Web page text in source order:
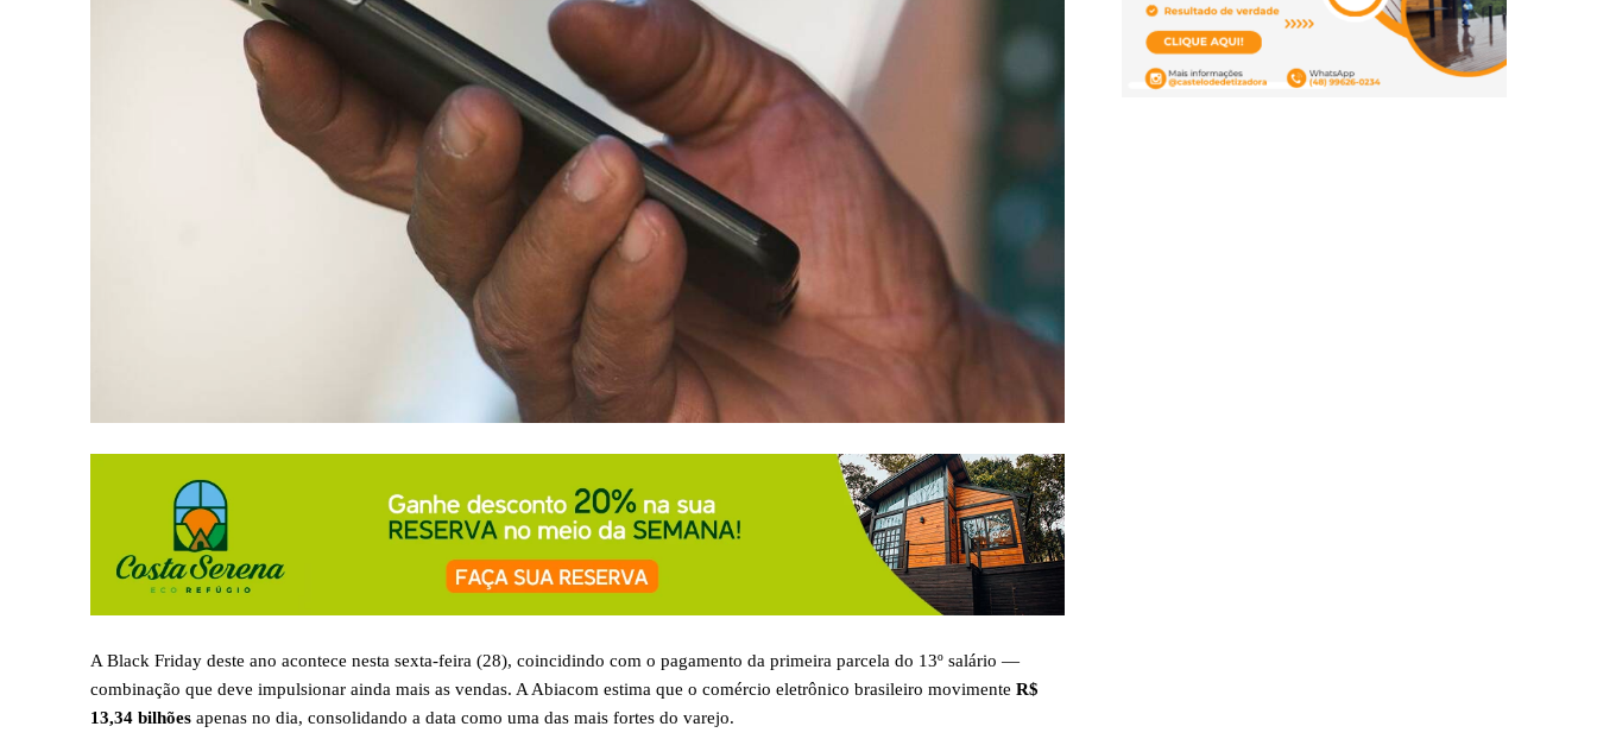
A Black Friday deste ano acontece nesta sexta-feira (28), coincidindo com o pagamento da primeira parcela do 13º salário —
combinação que deve impulsionar ainda mais as vendas. A Abiacom estima que o comércio eletrônico brasileiro movimente R$
13,34 bilhões apenas no dia, consolidando a data como uma das mais fortes do varejo.